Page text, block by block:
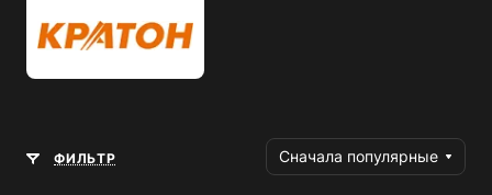
ФИЛЬТР Сначала популярные